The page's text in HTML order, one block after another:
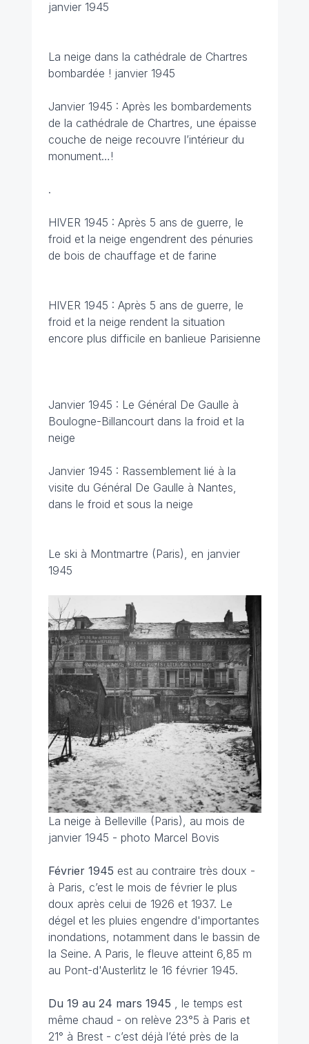
janvier 1945
La neige dans la cathédrale de Chartres
bombardée ! janvier 1945
Janvier 1945 : Après les bombardements
de la cathédrale de Chartres, une épaisse
couche de neige recouvre l’intérieur du
monument…!
.
HIVER 1945 : Après 5 ans de guerre, le
froid et la neige engendrent des pénuries
de bois de chauffage et de farine
HIVER 1945 : Après 5 ans de guerre, le
froid et la neige rendent la situation
encore plus difficile en banlieue Parisienne
Janvier 1945 : Le Général De Gaulle à
Boulogne-Billancourt dans la froid et la
neige
Janvier 1945 : Rassemblement lié à la
visite du Général De Gaulle à Nantes,
dans le froid et sous la neige
Le ski à Montmartre (Paris), en janvier
1945
La neige à Belleville (Paris), au mois de
janvier 1945 - photo Marcel Bovis
Février 1945 est au contraire très doux -
à Paris, c’est le mois de février le plus
doux après celui de 1926 et 1937. Le
dégel et les pluies engendre d'importantes
inondations, notamment dans le bassin de
la Seine. A Paris, le fleuve atteint 6,85 m
au Pont-d'Austerlitz le 16 février 1945.
Du 19 au 24 mars 1945 , le temps est
même chaud - on relève 23°5 à Paris et
21° à Brest - c’est déjà l’été près de la